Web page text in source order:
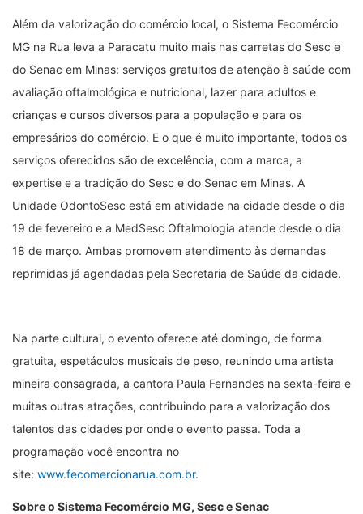
Além da valorização do comércio local, o Sistema Fecomércio
MG na Rua leva a Paracatu muito mais nas carretas do Sesc e
do Senac em Minas: serviços gratuitos de atenção à saúde com
avaliação oftalmológica e nutricional, lazer para adultos e
crianças e cursos diversos para a população e para os
empresários do comércio. E o que é muito importante, todos os
serviços oferecidos são de excelência, com a marca, a
expertise e a tradição do Sesc e do Senac em Minas. A
Unidade OdontoSesc está em atividade na cidade desde o dia
19 de fevereiro e a MedSesc Oftalmologia atende desde o dia
18 de março. Ambas promovem atendimento às demandas
reprimidas já agendadas pela Secretaria de Saúde da cidade.
Na parte cultural, o evento oferece até domingo, de forma
gratuita, espetáculos musicais de peso, reunindo uma artista
mineira consagrada, a cantora Paula Fernandes na sexta-feira e
muitas outras atrações, contribuindo para a valorização dos
talentos das cidades por onde o evento passa. Toda a
programação você encontra no
site: www.fecomercionarua.com.br.
Sobre o Sistema Fecomércio MG, Sesc e Senac